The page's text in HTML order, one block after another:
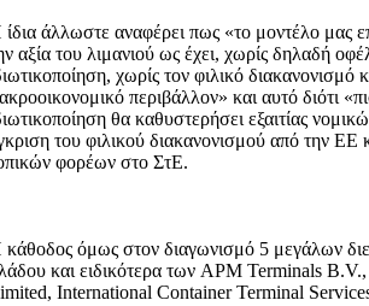
άλλωστε αναφέρει πως «το μοντέλο μας
αξία του λιμανιού ως έχει, χωρίς δηλαδή
χωρίς τον φιλικό διακανονισμό
περιβάλλον» και αυτό διότι
θα καθυστερήσει εξαιτίας
του φιλικού διακανονισμού από την ΕΕ
φορέων στο ΣτΕ.
όμως στον διαγωνισμό 5 μεγάλων
και ειδικότερα των APM Terminals
International Container Terminal